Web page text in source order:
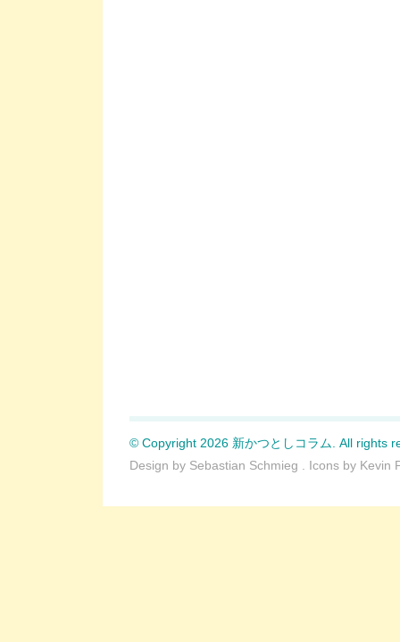
© Copyright 2026 新かつとしコラム. All rights
Design by Sebastian Schmieg . Icons by Kevin